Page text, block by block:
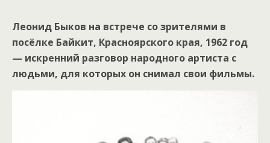
Леонид Быков на встрече со зрителями в
посёлке Байкит, Красноярского края, 1962 год
— искренний разговор народного артиста с
людьми, для которых он снимал свои фильмы.